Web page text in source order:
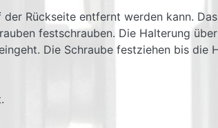
Rückseite entfernt werden kann.
festschrauben. Die Halterung
Die Schraube festziehen bis die